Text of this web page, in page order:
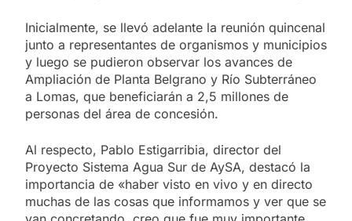
Inicialmente, se llevó adelante la reunión quincenal
junto a representantes de organismos y municipios
y luego se pudieron observar los avances de
Ampliación de Planta Belgrano y Río Subterráneo
a Lomas, que beneficiarán a 2,5 millones de
personas del área de concesión.
Al respecto, Pablo Estigarribia, director del
Proyecto Sistema Agua Sur de AySA, destacó la
importancia de «haber visto en vivo y en directo
muchas de las cosas que informamos y ver que se